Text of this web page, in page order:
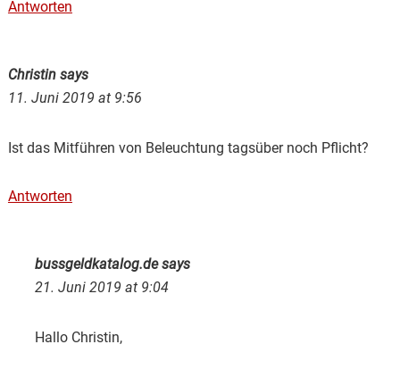
Antworten
Christin says
11. Juni 2019 at 9:56
Ist das Mitführen von Beleuchtung tagsüber noch Pflicht?
Antworten
bussgeldkatalog.desays
21. Juni 2019 at 9:04
Hallo Christin,